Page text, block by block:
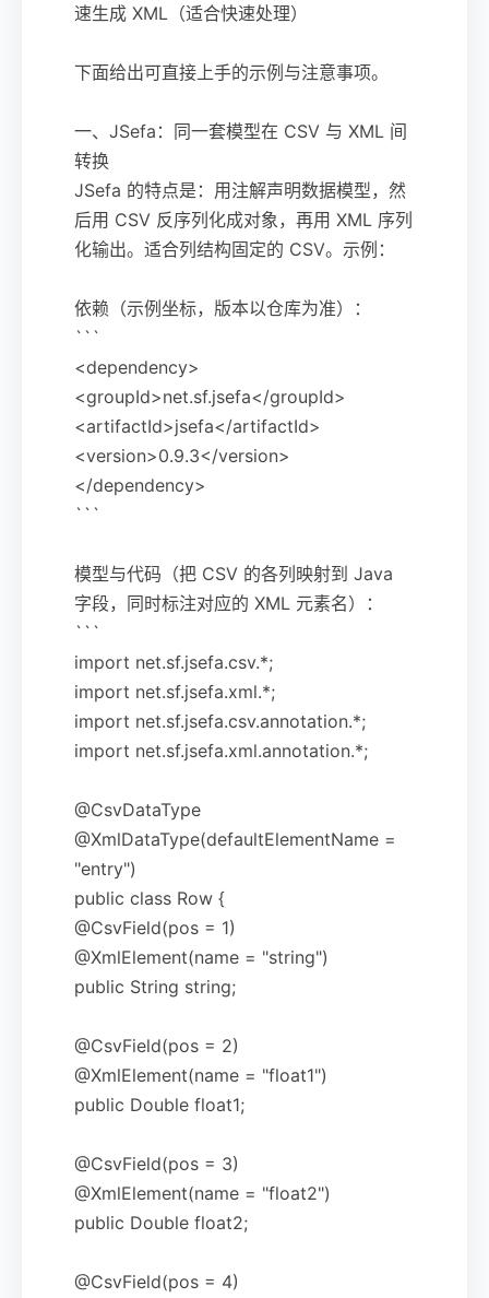
速生成 XML（适合快速处理）
下面给出可直接上手的示例与注意事项。
一、JSefa：同一套模型在 CSV 与 XML 间
转换
JSefa 的特点是：用注解声明数据模型，然
后用 CSV 反序列化成对象，再用 XML 序列
化输出。适合列结构固定的 CSV。示例：
依赖（示例坐标，版本以仓库为准）：
```
<dependency>
<groupId>net.sf.jsefa</groupId>
<artifactId>jsefa</artifactId>
<version>0.9.3</version>
</dependency>
```
模型与代码（把 CSV 的各列映射到 Java
字段，同时标注对应的 XML 元素名）：
```
import net.sf.jsefa.csv.*;
import net.sf.jsefa.xml.*;
import net.sf.jsefa.csv.annotation.*;
import net.sf.jsefa.xml.annotation.*;
@CsvDataType
@XmlDataType(defaultElementName =
"entry")
public class Row {
@CsvField(pos = 1)
@XmlElement(name = "string")
public String string;
@CsvField(pos = 2)
@XmlElement(name = "float1")
public Double float1;
@CsvField(pos = 3)
@XmlElement(name = "float2")
public Double float2;
@CsvField(pos = 4)